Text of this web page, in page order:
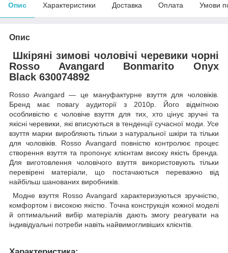
Опис Характеристики Доставка Оплата Умови
Опис
Шкіряні зимові чоловічі черевики чорні
Rosso Avangard Bonmarito Onyx
Black 630074892
Rosso Avangard — це мануфактурне взуття для чоловіків.
Бренд має повагу аудиторії з 2010р. Його відмітною
особливістю є чоловіче взуття для тих, хто цінує зручні та
якісні черевики, які вписуються в тенденції сучасної моди. Усе
взуття марки виробляють тільки з натуральної шкіри та тільки
для чоловіків. Rosso Avangard повністю контролює процес
створення взуття та пропонує клієнтам високу якість бренда.
Для виготовлення чоловічого взуття використовують тільки
перевірені матеріали, що постачаються переважно від
найбільш шанованих виробників.
Модне взуття Rosso Avangard характеризуються зручністю,
комфортом і високою якістю. Точна конструкція кожної моделі
й оптимальний вибір матеріалів дають змогу реагувати на
індивідуальні потреби навіть найвимогливіших клієнтів.